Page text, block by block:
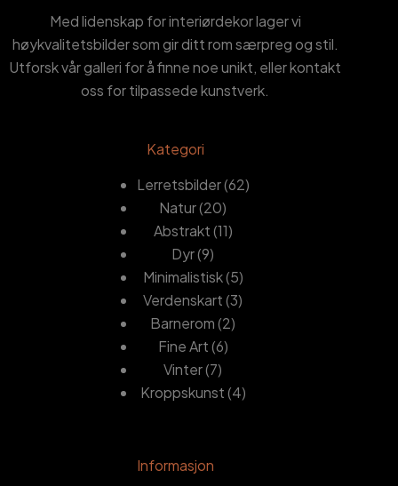
Med lidenskap for interiørdekor lager vi
høykvalitetsbilder som gir ditt rom særpreg og stil.
Utforsk vår galleri for å finne noe unikt, eller kontakt
oss for tilpassede kunstverk.
Kategori
Lerretsbilder 6262
Natur 2020
produkter
Abstrakt 1111
Dyr 99
produkter
Minimalistisk 55
produkter
Verdenskart 33
Barnerom 22
Fine Art 66
Vinter 77
produkter
Kroppskunst 44
Informasjon